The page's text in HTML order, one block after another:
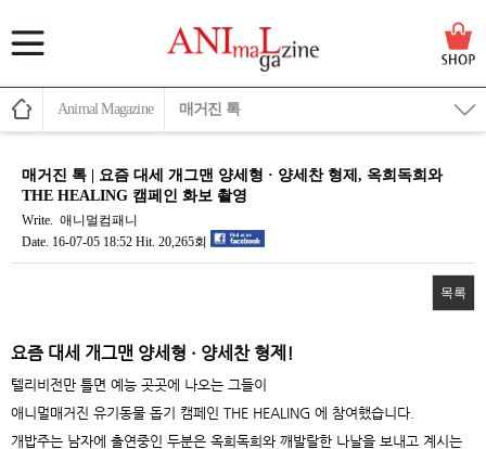
Animal Magazine 매거진 톡
매거진 톡 | 요즘 대세 개그맨 양세형 · 양세찬 형제, 옥희독희와
THE HEALING 캠페인 화보 촬영
Write. 애니멀컴패니
Date. 16-07-05 18:52 Hit. 20,265회
목록
본문
요즘 대세 개그맨 양세형 · 양세찬 형제!
텔리비전만 틀면 예능 곳곳에 나오는 그들이
애니멀매거진 유기동물 돕기 캠페인 THE HEALING 에 참여했습니다.
개밥주는 남자에 출연중인 두분은 옥희독희와 깨발랄한 나날을 보내고 계시는